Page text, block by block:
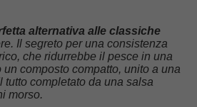
alternativa alle classiche
Il segreto per una consistenza
che ridurrebbe il pesce in una
composto compatto, unito a una
completato da una salsa
morso.